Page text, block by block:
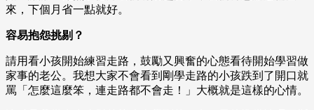
來，下個月省一點就好。
容易抱怨挑剔？
請用看小孩開始練習走路，鼓勵又興奮的心態看待開始學習做
家事的老公。我想大家不會看到剛學走路的小孩跌到了開口就
罵「怎麼這麼笨，連走路都不會走！」大概就是這樣的心情。